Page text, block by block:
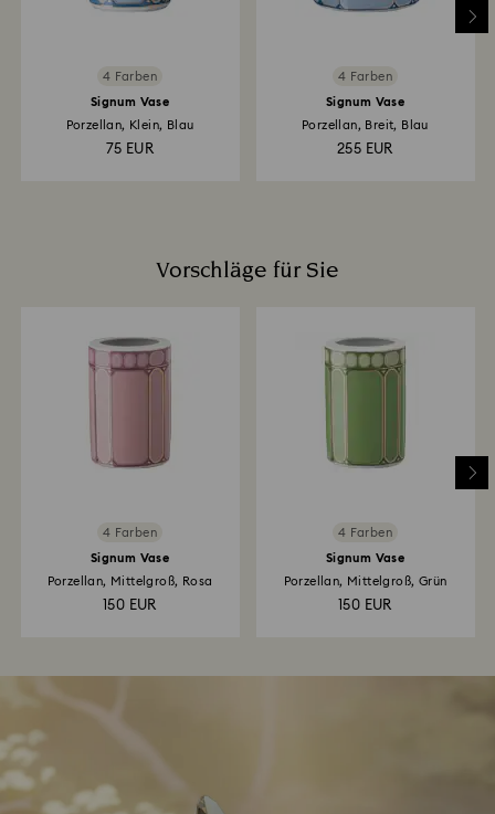
4 Farben
Signum Vase
Porzellan, Klein, Blau
75 EUR
4 Farben
Signum Vase
Porzellan, Breit, Blau
255 EUR
Vorschläge für Sie
4 Farben
Signum Vase
Porzellan, Mittelgroß, Rosa
150 EUR
4 Farben
Signum Vase
Porzellan, Mittelgroß, Grün
150 EUR